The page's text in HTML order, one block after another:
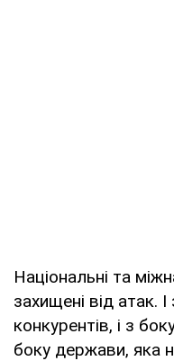
Національні та
захищені від атак.
конкурентів, і з
боку держави, яка